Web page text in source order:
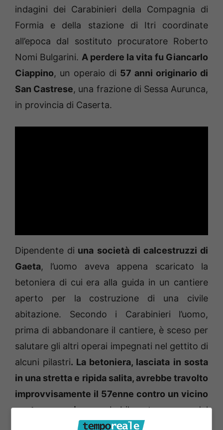
indagini dei Carabinieri della Compagnia di
Formia e della stazione di Itri coordinate
all’epoca dal sostituto procuratore Roberto
Nomi Bulgarini. A perdere la vita fu Giancarlo
Ciappino, un operaio di 57 anni originario di
San Castrese, una frazione di Sessa Aurunca,
in provincia di Caserta.
Dipendente di una società di calcestruzzi di
Gaeta, l’uomo aveva appena scaricato la
betoniera di cui era alla guida in un cantiere
aperto per la costruzione di una civile
abitazione. Secondo i Carabinieri l’uomo,
prima di abbandonare il cantiere, è sceso per
salutare gli altri operai impegnati nel gettito di
alcuni pilastri. La betoniera, lasciata in sosta
in una stretta e ripida salita, avrebbe travolto
improvvisamente il 57enne contro un vicino
costone rocciosoprobabilmente a causa del
freno a mano non completamente tirato